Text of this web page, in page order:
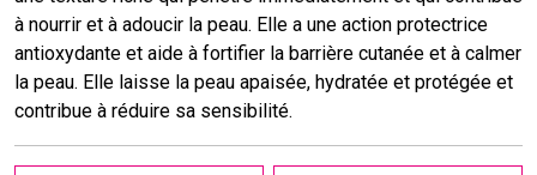
à nourrir et à adoucir la peau. Elle a une action protectrice
antioxydante et aide à fortifier la barrière cutanée et à calmer
la peau. Elle laisse la peau apaisée, hydratée et protégée et
contribue à réduire sa sensibilité.